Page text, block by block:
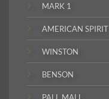
MARK 1
AMERICAN SPIRIT
WINSTON
BENSON
PALL MALL